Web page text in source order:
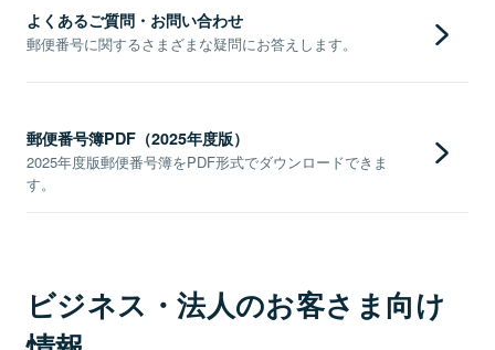
よくあるご質問・お問い合わせ
郵便番号に関するさまざまな疑問にお答えします。
郵便番号簿PDF（2025年度版）
2025年度版郵便番号簿をPDF形式でダウンロードできま
す。
ビジネス・法人のお客さま向け